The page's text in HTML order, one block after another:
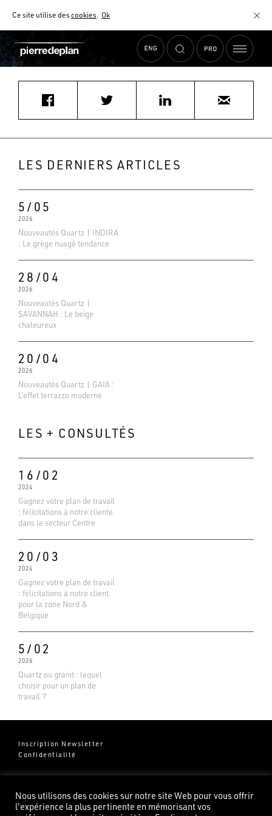
Ce site utilise descookies. Ok
AIDE AU CHOIX
Accueil Actualités binamica@wanadoo.fr
LES DERNIERS ARTICLES
5/05
2026
Nouveautés Quartz | INDIRA
: Le grège nuagé tendance
28/04
2026
Nouveautés Quartz |
SAVANNAH : Le beige
chaleureux
20/04
2026
Nouveautés Quartz | GAIA :
L’effet terrazzo moderne
LES + CONSULTÉS
16/02
2024
Gagnez votre plan de travail
: félicitations à notre cliente
dans le secteur Centre
20/03
2024
Gagnez votre plan de travail
: félicitations à notre client
pour la zone Nord &
Belgique
5/02
2026
Quartz ou granit : lequel
choisir pour un plan de
travail ?
Inscription Newsletter
Confidentialité
Groupe Pierredeplan
82100 Castelsarrasin
4.6
Nous utilisons des cookies sur notre site Web pour vous offrir
l'expérience la plus pertinente en mémorisant vos